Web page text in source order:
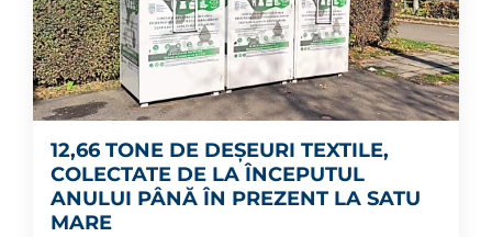
12,66 TONE DE DEȘEURI TEXTILE,
COLECTATE DE LA ÎNCEPUTUL
ANULUI PÂNĂ ÎN PREZENT LA SATU
MARE